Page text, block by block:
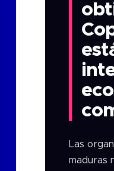
Las
maduras